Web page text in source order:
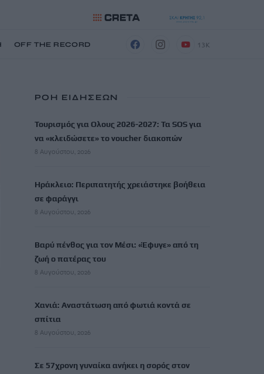
OFF THE RECORD
13K
ΡΟΗ ΕΙΔΗΣΕΩΝ
Τουρισμός για Ολους 2026-2027: Τα SOS για
να «κλειδώσετε» το voucher διακοπών
8 Αυγούστου, 2026
Ηράκλειο: Περιπατητής χρειάστηκε βοήθεια
σε φαράγγι
8 Αυγούστου, 2026
Βαρύ πένθος για τον Μέσι: «Έφυγε» από τη
ζωή ο πατέρας του
8 Αυγούστου, 2026
Χανιά: Αναστάτωση από φωτιά κοντά σε
σπίτια
8 Αυγούστου, 2026
Σε 57χρονη γυναίκα ανήκει η σορός στον